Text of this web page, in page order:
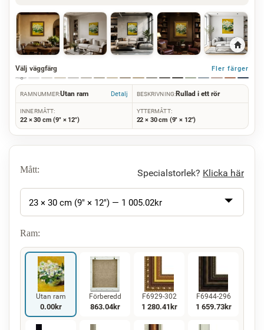
Välj väggfärg Fler färger
RAMNUMMER:Utan ram Detalj BESKRIVNING:Rullad i ett rör
INNERMÅTT:
22 × 30 cm (9" × 12")
YTTERMÅTT:
22 × 30 cm (9" × 12")
Mått: Specialstorlek? Klicka här
23 × 30 cm (9" × 12") — 1 005.02kr
Ram:
Utan ram
0.00kr
Förberedd
863.04kr
F6929-302
1 280.41 kr
F6944-296
1 659.73kr